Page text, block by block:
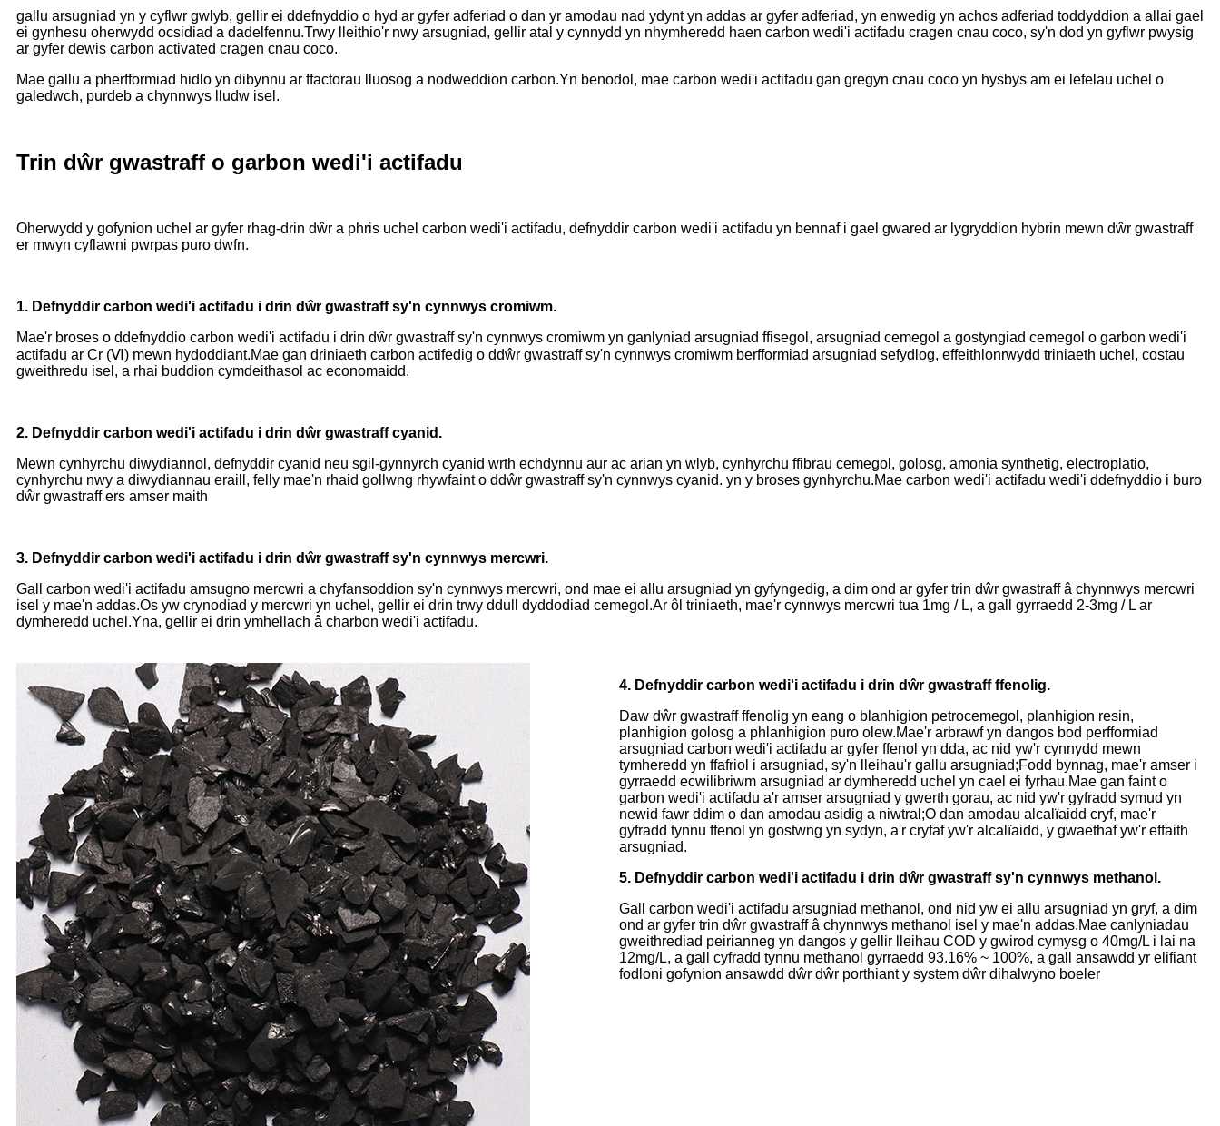
gallu arsugniad yn y cyflwr gwlyb, gellir ei ddefnyddio o hyd ar gyfer adferiad o dan yr amodau nad ydynt yn addas ar gyfer adferiad, yn enwedig yn achos adferiad toddyddion a allai gael
ei gynhesu oherwydd ocsidiad a dadelfennu.Trwy lleithio'r nwy arsugniad, gellir atal y cynnydd yn nhymheredd haen carbon wedi'i actifadu cragen cnau coco, sy'n dod yn gyflwr pwysig
ar gyfer dewis carbon activated cragen cnau coco.
Mae gallu a pherfformiad hidlo yn dibynnu ar ffactorau lluosog a nodweddion carbon.Yn benodol, mae carbon wedi'i actifadu gan gregyn cnau coco yn hysbys am ei lefelau uchel o
galedwch, purdeb a chynnwys lludw isel.
Trin dŵr gwastraff o garbon wedi'i actifadu
Oherwydd y gofynion uchel ar gyfer rhag-drin dŵr a phris uchel carbon wedi'i actifadu, defnyddir carbon wedi'i actifadu yn bennaf i gael gwared ar lygryddion hybrin mewn dŵr gwastraff
er mwyn cyflawni pwrpas puro dwfn.
1. Defnyddir carbon wedi'i actifadu i drin dŵr gwastraff sy'n cynnwys cromiwm.
Mae'r broses o ddefnyddio carbon wedi'i actifadu i drin dŵr gwastraff sy'n cynnwys cromiwm yn ganlyniad arsugniad ffisegol, arsugniad cemegol a gostyngiad cemegol o garbon wedi'i
actifadu ar Cr (Ⅵ) mewn hydoddiant.Mae gan driniaeth carbon actifedig o ddŵr gwastraff sy'n cynnwys cromiwm berfformiad arsugniad sefydlog, effeithlonrwydd triniaeth uchel, costau
gweithredu isel, a rhai buddion cymdeithasol ac economaidd.
2. Defnyddir carbon wedi'i actifadu i drin dŵr gwastraff cyanid.
Mewn cynhyrchu diwydiannol, defnyddir cyanid neu sgil-gynnyrch cyanid wrth echdynnu aur ac arian yn wlyb, cynhyrchu ffibrau cemegol, golosg, amonia synthetig, electroplatio,
cynhyrchu nwy a diwydiannau eraill, felly mae'n rhaid gollwng rhywfaint o ddŵr gwastraff sy'n cynnwys cyanid. yn y broses gynhyrchu.Mae carbon wedi'i actifadu wedi'i ddefnyddio i buro
dŵr gwastraff ers amser maith
3. Defnyddir carbon wedi'i actifadu i drin dŵr gwastraff sy'n cynnwys mercwri.
Gall carbon wedi'i actifadu amsugno mercwri a chyfansoddion sy'n cynnwys mercwri, ond mae ei allu arsugniad yn gyfyngedig, a dim ond ar gyfer trin dŵr gwastraff â chynnwys mercwri
isel y mae'n addas.Os yw crynodiad y mercwri yn uchel, gellir ei drin trwy ddull dyddodiad cemegol.Ar ôl triniaeth, mae'r cynnwys mercwri tua 1mg / L, a gall gyrraedd 2-3mg / L ar
dymheredd uchel.Yna, gellir ei drin ymhellach â charbon wedi'i actifadu.
4. Defnyddir carbon wedi'i actifadu i drin dŵr gwastraff ffenolig.
Daw dŵr gwastraff ffenolig yn eang o blanhigion petrocemegol, planhigion resin,
planhigion golosg a phlanhigion puro olew.Mae'r arbrawf yn dangos bod perfformiad
arsugniad carbon wedi'i actifadu ar gyfer ffenol yn dda, ac nid yw'r cynnydd mewn
tymheredd yn ffafriol i arsugniad, sy'n lleihau'r gallu arsugniad;Fodd bynnag, mae'r amser i
gyrraedd ecwilibriwm arsugniad ar dymheredd uchel yn cael ei fyrhau.Mae gan faint o
garbon wedi'i actifadu a'r amser arsugniad y gwerth gorau, ac nid yw'r gyfradd symud yn
newid fawr ddim o dan amodau asidig a niwtral;O dan amodau alcalïaidd cryf, mae'r
gyfradd tynnu ffenol yn gostwng yn sydyn, a'r cryfaf yw'r alcalïaidd, y gwaethaf yw'r effaith
arsugniad.
5. Defnyddir carbon wedi'i actifadu i drin dŵr gwastraff sy'n cynnwys methanol.
Gall carbon wedi'i actifadu arsugniad methanol, ond nid yw ei allu arsugniad yn gryf, a dim
ond ar gyfer trin dŵr gwastraff â chynnwys methanol isel y mae'n addas.Mae canlyniadau
gweithrediad peirianneg yn dangos y gellir lleihau COD y gwirod cymysg o 40mg/L i lai na
12mg/L, a gall cyfradd tynnu methanol gyrraedd 93.16% ~ 100%, a gall ansawdd yr elifiant
fodloni gofynion ansawdd dŵr dŵr porthiant y system dŵr dihalwyno boeler